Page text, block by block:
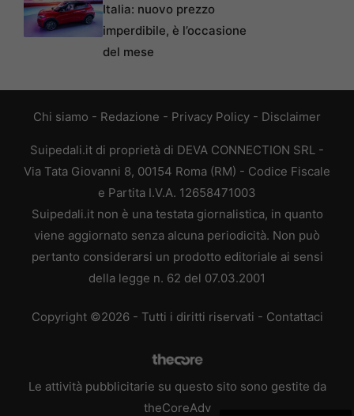
Italia: nuovo prezzo
imperdibile, è l’occasione
del mese
Chi siamo - Redazione - Privacy Policy - Disclaimer
Suipedali.it di proprietà di DEVA CONNECTION SRL -
Via Tata Giovanni 8, 00154 Roma (RM) - Codice Fiscale
e Partita I.V.A. 12658471003
Suipedali.it non è una testata giornalistica, in quanto
viene aggiornato senza alcuna periodicità. Non può
pertanto considerarsi un prodotto editoriale ai sensi
della legge n. 62 del 07.03.2001
Copyright ©2026 - Tutti i diritti riservati - Contattaci
Le attività pubblicitarie su questo sito sono gestite da
theCoreAdv